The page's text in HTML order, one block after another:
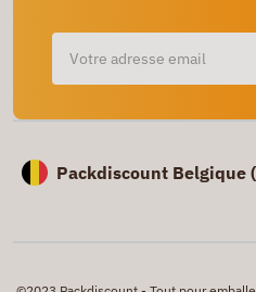
Packdiscount Belgique (